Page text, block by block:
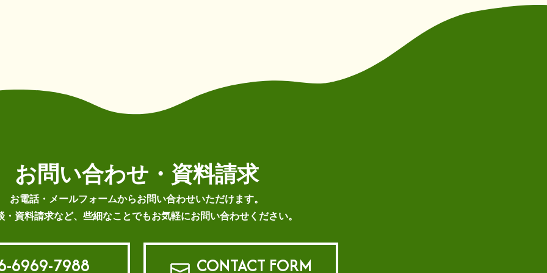
お問い合わせ・資料請求
お電話・メールフォームからお問い合わせいただけます。
・資料請求など、些細なことでもお気軽にお問い合わせください。
6969-7988 CONTACT FORM